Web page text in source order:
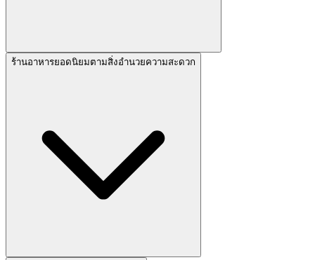
ร้านอาหารยอดนิยมตามสิ่งอำนวยความสะดวก